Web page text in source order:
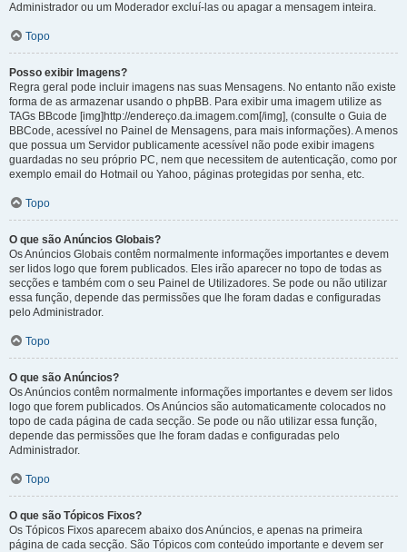
Administrador ou um Moderador excluí-las ou apagar a mensagem inteira.
Topo
Posso exibir Imagens?
Regra geral pode incluir imagens nas suas Mensagens. No entanto não existe
forma de as armazenar usando o phpBB. Para exibir uma imagem utilize as
TAGs BBcode [img]http://endereço.da.imagem.com[/img], (consulte o Guia de
BBCode, acessível no Painel de Mensagens, para mais informações). A menos
que possua um Servidor publicamente acessível não pode exibir imagens
guardadas no seu próprio PC, nem que necessitem de autenticação, como por
exemplo email do Hotmail ou Yahoo, páginas protegidas por senha, etc.
Topo
O que são Anúncios Globais?
Os Anúncios Globais contêm normalmente informações importantes e devem
ser lidos logo que forem publicados. Eles irão aparecer no topo de todas as
secções e também com o seu Painel de Utilizadores. Se pode ou não utilizar
essa função, depende das permissões que lhe foram dadas e configuradas
pelo Administrador.
Topo
O que são Anúncios?
Os Anúncios contêm normalmente informações importantes e devem ser lidos
logo que forem publicados. Os Anúncios são automaticamente colocados no
topo de cada página de cada secção. Se pode ou não utilizar essa função,
depende das permissões que lhe foram dadas e configuradas pelo
Administrador.
Topo
O que são Tópicos Fixos?
Os Tópicos Fixos aparecem abaixo dos Anúncios, e apenas na primeira
página de cada secção. São Tópicos com conteúdo importante e devem ser